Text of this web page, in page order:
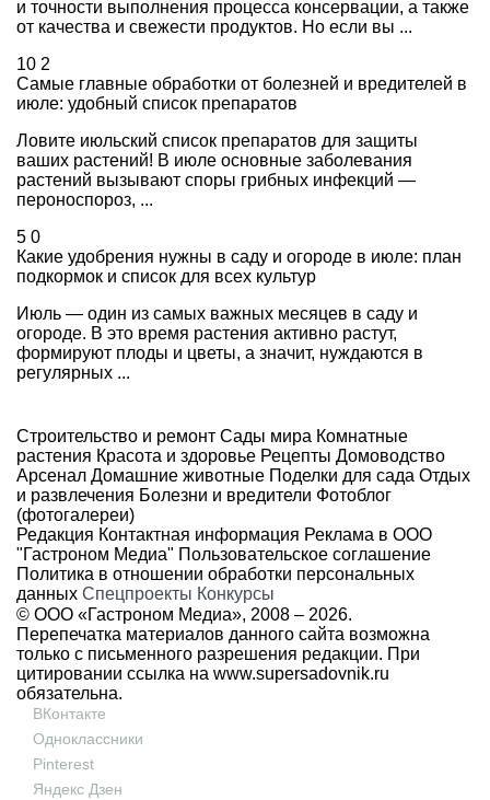
и точности выполнения процесса консервации, а также
от качества и свежести продуктов. Но если вы ...
10 2
Самые главные обработки от болезней и вредителей в
июле: удобный список препаратов
Ловите июльский список препаратов для защиты
ваших растений! В июле основные заболевания
растений вызывают споры грибных инфекций —
пероноспороз, ...
5 0
Какие удобрения нужны в саду и огороде в июле: план
подкормок и список для всех культур
Июль — один из самых важных месяцев в саду и
огороде. В это время растения активно растут,
формируют плоды и цветы, а значит, нуждаются в
регулярных ...
Строительство и ремонт Сады мира Комнатные
растения Красота и здоровье Рецепты Домоводство
Арсенал Домашние животные Поделки для сада Отдых
и развлечения Болезни и вредители Фотоблог
(фотогалереи)
Редакция Контактная информация Реклама в ООО
"Гастроном Медиа" Пользовательское соглашение
Политика в отношении обработки персональных
данных Спецпроекты Конкурсы
© ООО «Гастроном Медиа», 2008 – 2026.
Перепечатка материалов данного сайта возможна
только с письменного разрешения редакции. При
цитировании ссылка на www.supersadovnik.ru
обязательна.
ВКонтакте
Одноклассники
Pinterest
Яндекс Дзен